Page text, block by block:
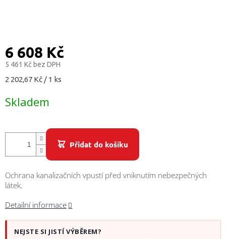
6 608 Kč
5 461 Kč bez DPH
Měrná
2 202,67 Kč / 1 ks
Skladem
Přidat do košíku
Ochrana kanalizačních vpustí před vniknutím nebezpečných
látek.
Detailní informace
NEJSTE SI JISTÍ VÝBĚREM?